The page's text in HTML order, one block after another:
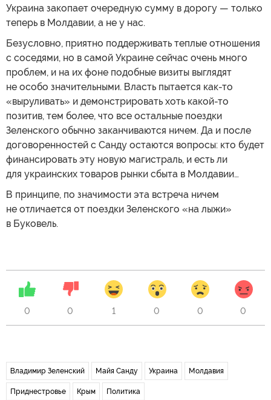
Украина закопает очередную сумму в дорогу — только
теперь в Молдавии, а не у нас.
Безусловно, приятно поддерживать теплые отношения
с соседями, но в самой Украине сейчас очень много
проблем, и на их фоне подобные визиты выглядят
не особо значительными. Власть пытается как-то
«выруливать» и демонстрировать хоть какой-то
позитив, тем более, что все остальные поездки
Зеленского обычно заканчиваются ничем. Да и после
договоренностей с Санду остаются вопросы: кто будет
финансировать эту новую магистраль, и есть ли
для украинских товаров рынки сбыта в Молдавии…
В принципе, по значимости эта встреча ничем
не отличается от поездки Зеленского «на лыжи»
в Буковель.
0 0 1 0 0 0
Владимир Зеленский Майя Санду Украина Молдавия
Приднестровье Крым Политика